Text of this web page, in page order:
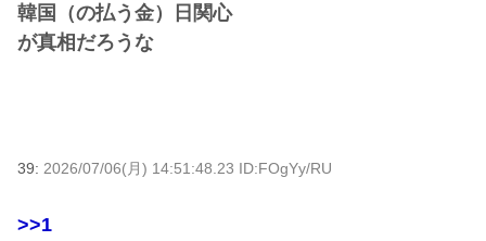
韓国（の払う金）日関心
が真相だろうな
39: 2026/07/06(月) 14:51:48.23 ID:FOgYy/RU
>>1